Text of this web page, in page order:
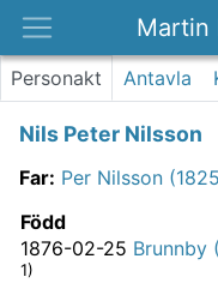
Martin
Platser
Personakt Antavla
Nils Peter Nilsson
Far: Per Nilsson
Född
1876-02-25 Brunnby
1)